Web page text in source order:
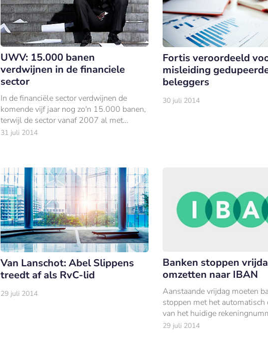
UWV: 15.000 banen
verdwijnen in de financiele
sector
In de financiële sector verdwijnen de
komende vijf jaar nog zo'n 15.000 banen,
terwijl de sector vanaf 2007 al met
38.000 banken is gekrompen.
31 juli 2014
Fortis veroordeeld
misleiding
beleggers
30 juli 2014
Van Lanschot: Abel Slippens
treedt af als RvC-lid
29 juli 2014
Banken stoppen
omzetten naar IBAN
Aanstaande vrijdag moeten
stoppen met het automatisch
van het huidige
langere IBAN-nummer. Het
29 juli 2014